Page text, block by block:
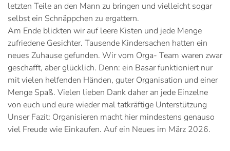
letzten Teile an den Mann zu bringen und vielleicht sogar
selbst ein Schnäppchen zu ergattern.
Am Ende blickten wir auf leere Kisten und jede Menge
zufriedene Gesichter. Tausende Kindersachen hatten ein
neues Zuhause gefunden. Wir vom Orga- Team waren zwar
geschafft, aber glücklich. Denn: ein Basar funktioniert nur
mit vielen helfenden Händen, guter Organisation und einer
Menge Spaß. Vielen lieben Dank daher an jede Einzelne
von euch und eure wieder mal tatkräftige Unterstützung
Unser Fazit: Organisieren macht hier mindestens genauso
viel Freude wie Einkaufen. Auf ein Neues im März 2026.